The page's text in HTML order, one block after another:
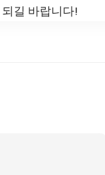
길 바랍니다!